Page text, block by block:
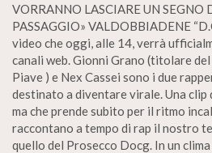
VORRANNO LASCIARE UN SEGNO
PASSAGGIO» VALDOBBIADENE
video che oggi, alle 14, verrà
canali web. Gionni Grano (titolare
Piave ) e Nex Cassei sono i due
destinato a diventare virale. Una clip
ma che prende subito per il ritmo
raccontano a tempo di rap il nostro
quello del Prosecco Docg. In un